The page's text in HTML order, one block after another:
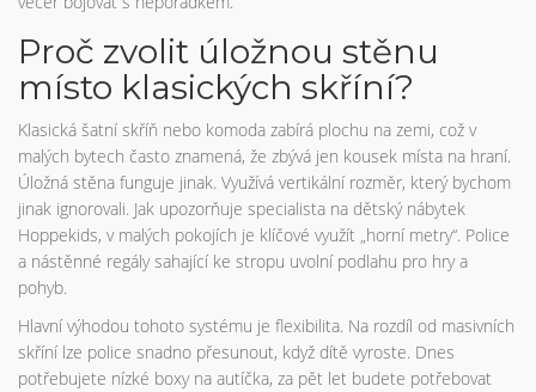
Proč zvolit úložnou stěnu
místo klasických skříní?
Klasická šatní skříň nebo komoda zabírá plochu na zemi, což v
malých bytech často znamená, že zbývá jen kousek místa na hraní.
Úložná stěna funguje jinak. Využívá vertikální rozměr, který bychom
jinak ignorovali. Jak upozorňuje specialista na dětský nábytek
Hoppekids, v malých pokojích je klíčové využít „horní metry“. Police
a nástěnné regály sahající ke stropu uvolní podlahu pro hry a
pohyb.
Hlavní výhodou tohoto systému je flexibilita. Na rozdíl od masivních
skříní lze police snadno přesunout, když dítě vyroste. Dnes
potřebujete nízké boxy na autíčka, za pět let budete potřebovat